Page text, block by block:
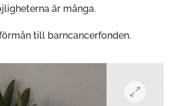
är många.
till barncancerfonden.